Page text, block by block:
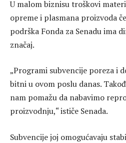
U malom biznisu troškovi
opreme i plasmana proizvoda
podrška Fonda za Senadu ima
značaj.
„Programi subvencije poreza i
bitni u ovom poslu danas.
nam pomažu da nabavimo
proizvodnju,“ ističe Senada.
Subvencije joj omogućavaju